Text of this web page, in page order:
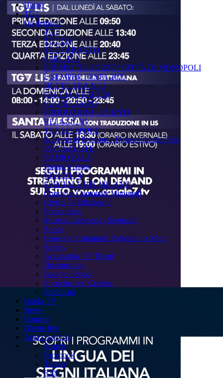
Home
TG7
On demand
TG7
TG7 LIS
TG7 TARANTO
PERCHÉ ?
PREMIO "IL GOZZO" CITTÀ DI MONOPOLI
È SEMPRE FESTA 2025
DETTO TRA NOI
FACCIA A FACCIA
FUORICAMPO
PRODUZIONI - EVENTI
RELAZIONI
TG7 LIS SPORT
Sulla via di Emmaus - Domande sulla Fede
INFOSALUTE
RADIO ELLE
Buona Visione
CIVICO 74
SPECIALE BIT MILANO
Consiglio Comunale Monopoli
Civico 74 Edizione 2
Primo piano
Musica d'Attracco - Spettacoli
Zoom
Consiglio Comunale Polignano a Mare
Replay
Accademia TV Talent
Documentari
Back to School
In cucina con Cristina
Pubblicità
Guida TV
News
Contatti
Dirette live
Area copertura
Search
Facebook
Twitter
RSS